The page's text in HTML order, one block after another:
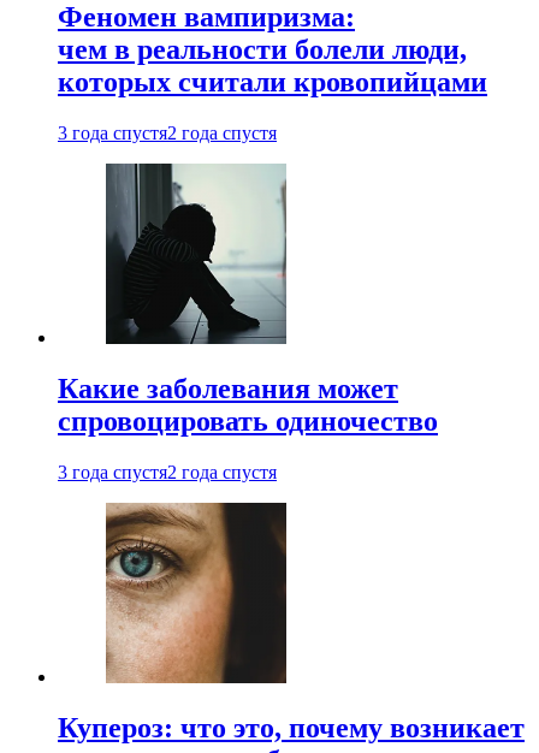
Феномен вампиризма:
чем в реальности болели люди,
которых считали кровопийцами
3 года спустя2 года спустя
Какие заболевания может
спровоцировать одиночество
3 года спустя2 года спустя
Купероз: что это, почему возникает